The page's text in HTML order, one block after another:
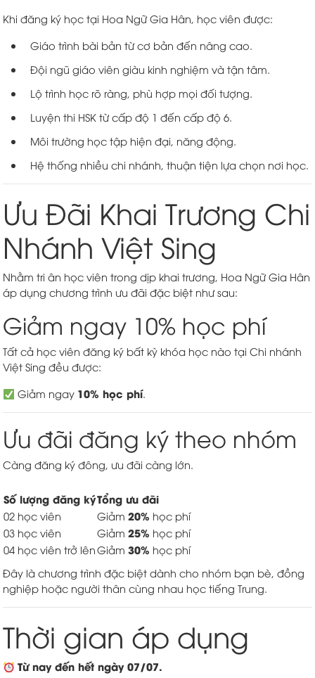
Khi đăng ký học tại Hoa Ngữ Gia Hân, học viên được:
Giáo trình bài bản từ cơ bản đến nâng cao.
Đội ngũ giáo viên giàu kinh nghiệm và tận tâm.
Lộ trình học rõ ràng, phù hợp mọi đối tượng.
Luyện thi HSK từ cấp độ 1 đến cấp độ 6.
Môi trường học tập hiện đại, năng động.
Hệ thống nhiều chi nhánh, thuận tiện lựa chọn nơi học.
Ưu Đãi Khai Trương Chi
Nhánh Việt Sing
Nhằm tri ân học viên trong dịp khai trương, Hoa Ngữ Gia Hân
áp dụng chương trình ưu đãi đặc biệt như sau:
Giảm ngay 10% học phí
Tất cả học viên đăng ký bất kỳ khóa học nào tại Chi nhánh
Việt Sing đều được:
Giảm ngay 10% học phí.
Ưu đãi đăng ký theo nhóm
Càng đăng ký đông, ưu đãi càng lớn.
Số lượng đăng kýTổng ưu đãi
02 học viên Giảm20% học phí
03 học viên
Giảm25% học phí
04 học viên trở lênGiảm30% học phí
Đây là chương trình đặc biệt dành cho nhóm bạn bè, đồng
nghiệp hoặc người thân cùng nhau học tiếng Trung.
Thời gian áp dụng
Từ nay đến hết ngày 07/07.